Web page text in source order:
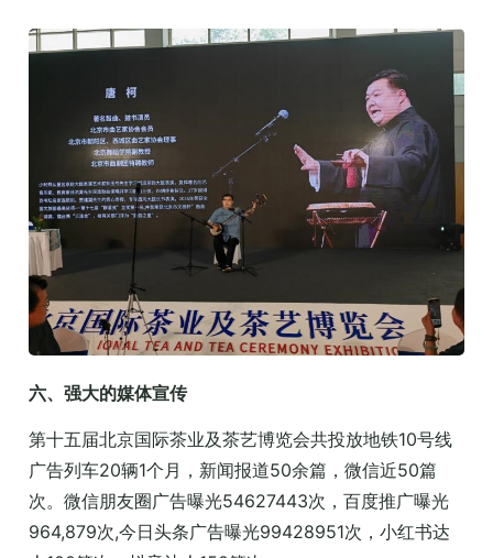
六、强大的媒体宣传
第十五届北京国际茶业及茶艺博览会共投放地铁10号线
广告列车20辆1个月，新闻报道50余篇，微信近50篇
次。微信朋友圈广告曝光54627443次，百度推广曝光
964,879次,今日头条广告曝光99428951次，小红书达